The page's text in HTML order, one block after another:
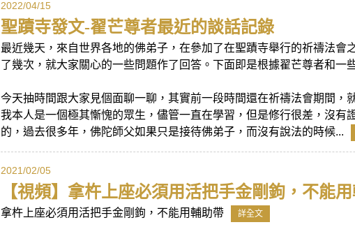
2022/04/15
聖蹟寺發文-翟芒尊者最近的談話記錄
最近幾天，來自世界各地的佛弟子，在參加了在聖蹟寺舉行的祈禱法
了幾次，就大家關心的一些問題作了回答。下面即是根據翟芒尊者和
今天抽時間跟大家見個面聊一聊，其實前一段時間還在祈禱法會期間，
我本人是一個極其慚愧的眾生，儘管一直在學習，但是修行很差，沒
的，過去很多年，佛陀師父如果只是接待佛弟子，而沒有說法的時候...
2021/02/05
【視頻】拿杵上座必須用活把手金剛鉤，不能
拿杵上座必須用活把手金剛鉤，不能用輔助帶 詳全文